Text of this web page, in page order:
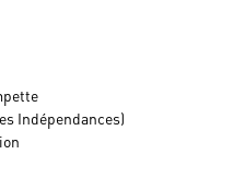
Indépendances)